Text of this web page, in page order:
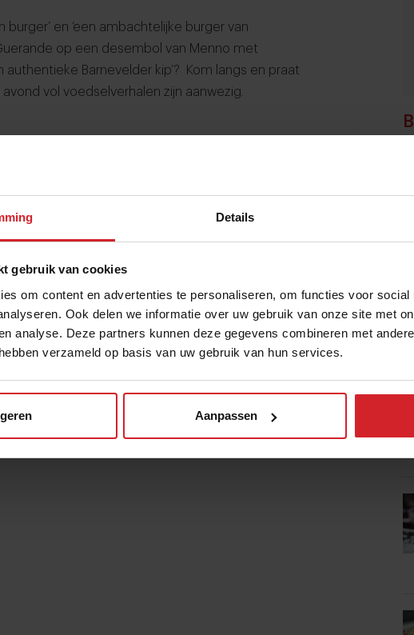
Details
gebruik van cookies
om content en advertenties te personaliseren, om functies voor social
Ook delen we informatie over uw gebruik van onze site met
analyse. Deze partners kunnen deze gegevens combineren met
verzameld op basis van uw gebruik van hun services.
Aanpassen
burger’ en ‘een ambachtelijke burger van
op een desembol van Menno met
Barnevelder kip’? Kom langs en praat
vol voedselverhalen zijn aanwezig.
20.00 of koop ze bij de kassa van Pakhuis de